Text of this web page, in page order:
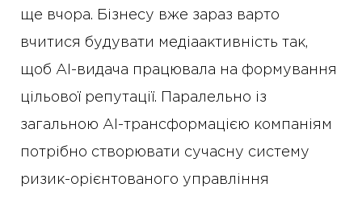
ще вчора. Бізнесу вже зараз варто
вчитися будувати медіаактивність так,
щоб AI-видача працювала на формування
цільової репутації. Паралельно із
загальною AI-трансформацією компаніям
потрібно створювати сучасну систему
ризик-орієнтованого управління